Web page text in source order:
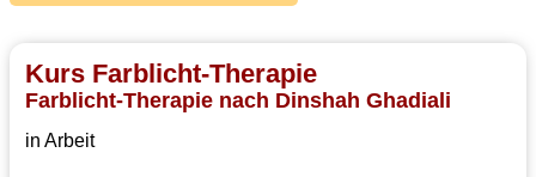
Kurs Farblicht-Therapie
Farblicht-Therapie nach Dinshah Ghadiali
in Arbeit